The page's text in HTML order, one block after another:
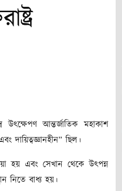
উৎক্ষেপণ আন্তর্জাতিক মহাকাশ
দায়িত্বজ্ঞানহীন” ছিল।
হয় এবং সেখান থেকে উৎপন্ন
নিতে বাধ্য হয়।